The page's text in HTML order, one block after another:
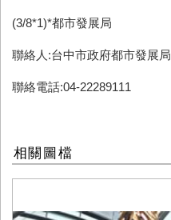
(3/8*1)*都市發展局
聯絡人:台中市政府都市發展局
聯絡電話:04-22289111
相關圖檔